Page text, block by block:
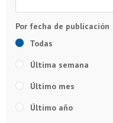
Todas
Última semana
Último mes
Último año